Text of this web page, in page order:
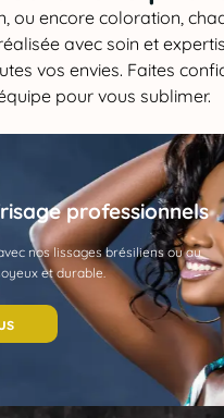
ou encore coloration,
avec soin et
vos envies. Faites
pour vous sublimer.
professionnels
nos lissages brésiliens ou au
et durable.